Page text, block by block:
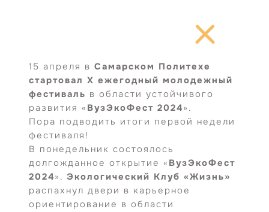
содержимому
15 апреля в Самарском Политехе
стартовал X ежегодный молодежный
фестиваль в области устойчивого
развития « ВузЭкоФест 2024».
Пора подводить итоги первой недели
фестиваля!
В понедельник состоялось
долгожданное открытие « ВузЭкоФест
2024». Экологический Клуб «Жизнь»
распахнул двери в карьерное
ориентирование в области